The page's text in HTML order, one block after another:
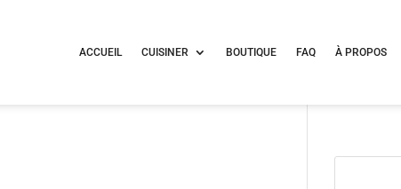
ACCUEIL CUISINER BOUTIQUE FAQ À PROPOS